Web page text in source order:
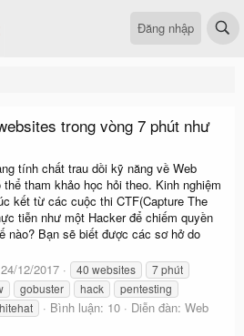
Đăng nhập
trong vòng 7 phút như
tính chất trau dồi kỹ năng về Web
tham khảo học hỏi theo. Kinh nghiệm
kết từ các cuộc thi CTF(Capture The
tiễn như một Hacker để chiếm quyền
nào? Bạn sẽ biết được các sơ hở do
24/12/2017 40 websites 7 phút
gobuster hack
pentesting
Bình luận: 10 Diễn đàn: Web